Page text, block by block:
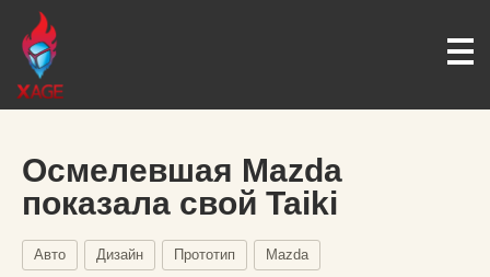
Осмелевшая Mazda
показала свой Taiki
Авто Дизайн Прототип Mazda